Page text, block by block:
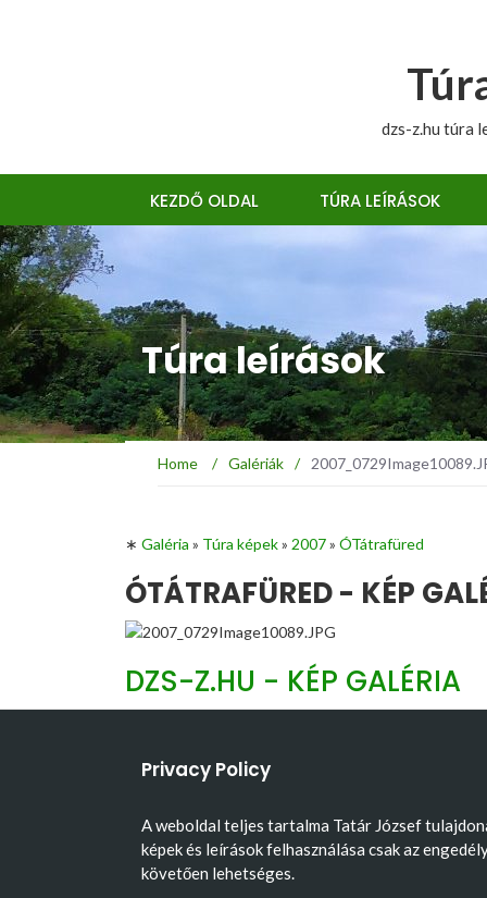
dzs-z.hu túra
KEZDŐ OLDAL TÚRA LEÍRÁSOK
Túra leírások
Home / Galériák /
∗ Galéria » Túra képek» 2007» ÓTátrafüred
ÓTÁTRAFÜRED - KÉP
DZS-Z.HU - KÉP GALÉRIA
Privacy Policy
A weboldal teljes tartalma Tatár József
képek és leírások felhasználása csak az
követően lehetséges.